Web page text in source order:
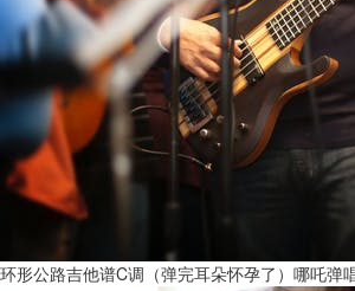
环形公路吉他谱C调（弹完耳朵怀孕了）哪吒弹